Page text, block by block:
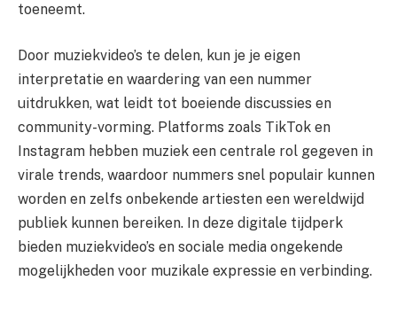
toeneemt.
Door muziekvideo’s te delen, kun je je eigen
interpretatie en waardering van een nummer
uitdrukken, wat leidt tot boeiende discussies en
community-vorming. Platforms zoals TikTok en
Instagram hebben muziek een centrale rol gegeven in
virale trends, waardoor nummers snel populair kunnen
worden en zelfs onbekende artiesten een wereldwijd
publiek kunnen bereiken. In deze digitale tijdperk
bieden muziekvideo’s en sociale media ongekende
mogelijkheden voor muzikale expressie en verbinding.